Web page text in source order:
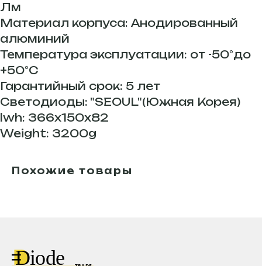
Лм
Материал корпуса: Анодированный
алюминий
Температура эксплуатации: от -50°до
+50°С
Гарантийный срок: 5 лет
Светодиоды: "SEOUL"(Южная Корея)
lwh: 366x150x82
Weight: 3200g
Похожие товары